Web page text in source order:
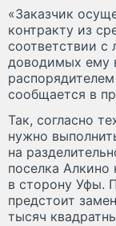
«Заказчик
контракту из
соответствии с
доводимых ему
сообщается в
Так, согласно
нужно
на
поселка
в сторону Уфы.
предстоит
тысяч